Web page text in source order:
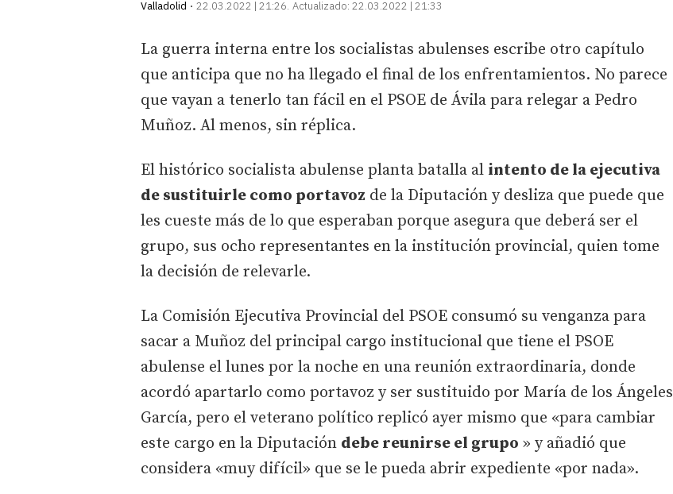
Valladolid
22.03.2022 | 21:26 Actualizado: 22.03.2022 | 21:33
La guerra interna entre los socialistas abulenses escribe otro capítulo
que anticipa que no ha llegado el final de los enfrentamientos. No parece
que vayan a tenerlo tan fácil en el PSOE de Ávila para relegar a Pedro
Muñoz. Al menos, sin réplica.
El histórico socialista abulense planta batalla al intento de la ejecutiva
de sustituirle como portavoz de la Diputación y desliza que puede que
les cueste más de lo que esperaban porque asegura que deberá ser el
grupo, sus ocho representantes en la institución provincial, quien tome
la decisión de relevarle.
La Comisión Ejecutiva Provincial del PSOE consumó su venganza para
sacar a Muñoz del principal cargo institucional que tiene el PSOE
abulense el lunes por la noche en una reunión extraordinaria, donde
acordó apartarlo como portavoz y ser sustituido por María de los Ángeles
García, pero el veterano político replicó ayer mismo que «para cambiar
este cargo en la Diputación debe reunirse el grupo » y añadió que
considera «muy difícil» que se le pueda abrir expediente «por nada».